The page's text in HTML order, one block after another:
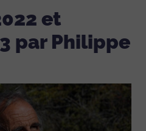
et
par Philippe